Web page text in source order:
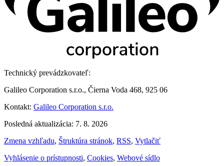
Technický prevádzkovateľ:
Galileo Corporation s.r.o., Čierna Voda 468, 925 06
Kontakt: Galileo Corporation s.r.o.
Posledná aktualizácia: 7. 8. 2026
Zmena vzhľadu, Štruktúra stránok, RSS, Vytlačiť
Vyhlásenie o prístupnosti, Cookies, Webové sídlo